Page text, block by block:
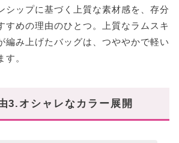
シップに基づく上質な素材感を、存分
すめの理由のひとつ。上質なラムスキ
編み上げたバッグは、つややかで軽い
。
3.オシャレなカラー展開